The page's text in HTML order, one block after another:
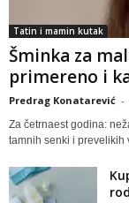
Tatin i mamin kutak
Šminka za
primereno i
Predrag Konatarević -
Za četrnaest godina:
tamnih senki i prevelikih